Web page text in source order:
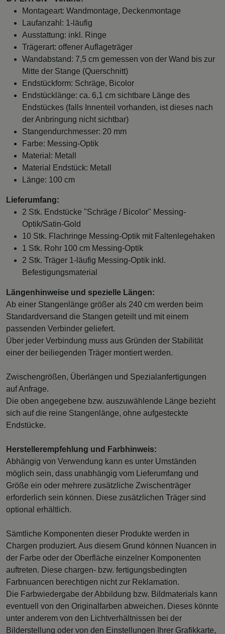
Montageart: Wandmontage, Deckenmontage
Laufanzahl: 1-läufig
Ausstattung: inkl. Ringe
Trägerart: offener Auflageträger
Wandabstand: 7,5 cm gemessen von der Wand bis zur
Mitte der Stange (Querschnitt)
Endstückform: Schräge, Bicolor
Endstücklänge: ca. 6,1 cm sichtbare Länge des
Endstückes (falls Innenteil vorhanden, ist dieses nach
der Anbringung nicht sichtbar)
Stangendurchmesser: 20 mm
Farbe: Messing-Optik
Material: Metall
Material Endstück: Metall
Länge: 100 cm
Lieferumfang:
2 Stk. Endstücke "Schräge / Bicolor" Messing-
Optik/Satin-Gold
10 Stk. Flachringe Messing-Optik mit Faltenlegehaken
1 Stk. Rohr 100 cm Messing-Optik
2 Stk. Träger 1-läufig Messing-Optik inkl.
Befestigungsmaterial
Längenhinweise und spezielle Längen:
Ab einer Stangenlänge größer als 240 cm werden beim
Standardversand die Stangen geteilt und mit einem
passenden Verbinder geliefert.
Über jeder Verbindung muss aus Gründen der Stabilität
einer der beiliegenden Träger montiert werden.
Zwischengrößen, Überlängen und Spezialanfertigungen
auf Anfrage.
Die oben angegebene bzw. auszuwählende Länge bezieht
sich auf die reine Stangenlänge, ohne aufgesteckte
Endstücke.
Herstellerempfehlung und Farbhinweis:
Abhängig von Verwendung kann es unter Umständen
möglich sein, dass unabhängig vom Lieferumfang und
Größe ein oder mehrere zusätzliche Zwischenträger
erforderlich sein können. Diese zusätzlichen Träger sind
optional erhältlich.
Sämtliche Komponenten dieser Produkte werden in
Chargen produziert. Aus diesem Grund können Nuancen in
der Farbe oder der Oberfläche einzelner Komponenten
auftreten. Diese chargen- bzw. fertigungsbedingten
Farbnuancen berechtigen nicht zur Reklamation.
Die Farbwiedergabe der Abbildung bzw. Bildmaterials kann
eventuell von den Originalfarben abweichen. Dieses könnte
unter anderem von den Lichtverhältnissen bei der
Bilderstellung oder von den Einstellungen Ihrer Grafikkarte,